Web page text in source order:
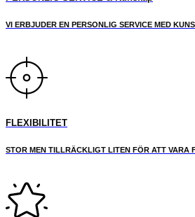
VI ERBJUDER EN PERSONLIG SERVICE MED
FLEXIBILITET
STOR MEN TILLRÄCKLIGT LITEN FÖR ATT VARA